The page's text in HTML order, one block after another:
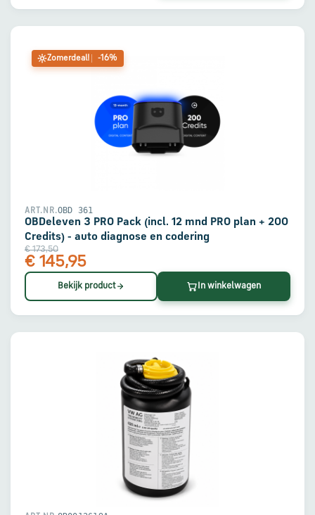
Zomerdeal! -16%
ART.NR.OBD 361
OBDeleven 3 PRO Pack (incl. 12 mnd PRO plan + 200
Credits) - auto diagnose en codering
€ 173,50
€ 145,95
Bekijk product In winkelwagen